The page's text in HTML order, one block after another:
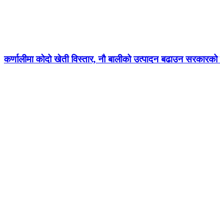
कर्णालीमा कोदो खेती विस्तार, नौ बालीको उत्पादन बढाउन